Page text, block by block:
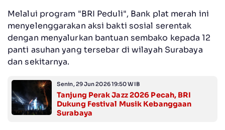
Melalui program "BRI Peduli", Bank plat merah ini
menyelenggarakan aksi bakti sosial serentak
dengan menyalurkan bantuan sembako kepada 12
panti asuhan yang tersebar di wilayah Surabaya
dan sekitarnya.
Senin, 29 Jun 2026 19:50 WIB
Tanjung Perak Jazz 2026 Pecah, BRI
Dukung Festival Musik Kebanggaan
Surabaya